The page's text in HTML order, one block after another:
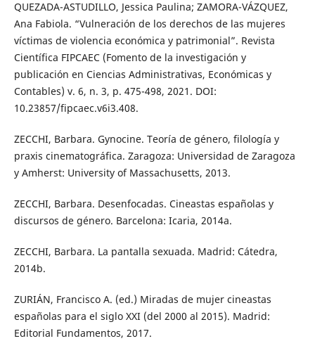
QUEZADA-ASTUDILLO, Jessica Paulina; ZAMORA-VÁZQUEZ,
Ana Fabiola. “Vulneración de los derechos de las mujeres
víctimas de violencia económica y patrimonial”. Revista
Científica FIPCAEC (Fomento de la investigación y
publicación en Ciencias Administrativas, Económicas y
Contables) v. 6, n. 3, p. 475-498, 2021. DOI:
10.23857/fipcaec.v6i3.408.
ZECCHI, Barbara. Gynocine. Teoría de género, filología y
praxis cinematográfica. Zaragoza: Universidad de Zaragoza
y Amherst: University of Massachusetts, 2013.
ZECCHI, Barbara. Desenfocadas. Cineastas españolas y
discursos de género. Barcelona: Icaria, 2014a.
ZECCHI, Barbara. La pantalla sexuada. Madrid: Cátedra,
2014b.
ZURIÁN, Francisco A. (ed.) Miradas de mujer cineastas
españolas para el siglo XXI (del 2000 al 2015). Madrid:
Editorial Fundamentos, 2017.